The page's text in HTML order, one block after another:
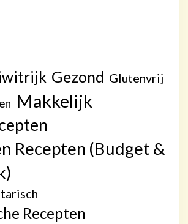
Gezond Glutenvrij
Makkelijk
Recepten (Budget &
Recepten